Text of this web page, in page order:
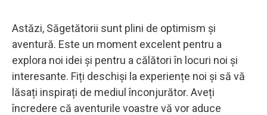
Astăzi, Săgetătorii sunt plini de optimism și
aventură. Este un moment excelent pentru a
explora noi idei și pentru a călători în locuri noi și
interesante. Fiți deschiși la experiențe noi și să vă
lăsați inspirați de mediul înconjurător. Aveți
încredere că aventurile voastre vă vor aduce